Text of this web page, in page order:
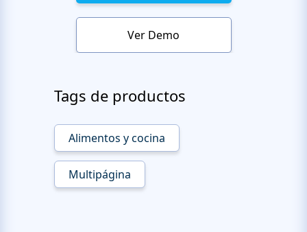
Ver Demo
Tags de productos
Alimentos y cocina
Multipágina